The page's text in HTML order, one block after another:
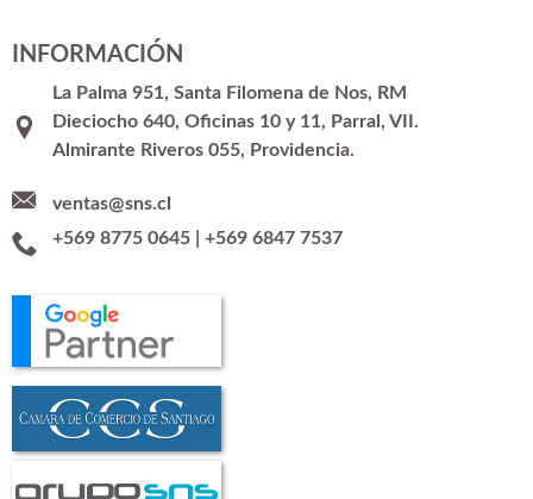
INFORMACIÓN
La Palma 951, Santa Filomena de Nos, RM
Dieciocho 640, Oficinas 10 y 11, Parral, VII.
Almirante Riveros 055, Providencia.
ventas@sns.cl
+569 8775 0645| +569 6847 7537